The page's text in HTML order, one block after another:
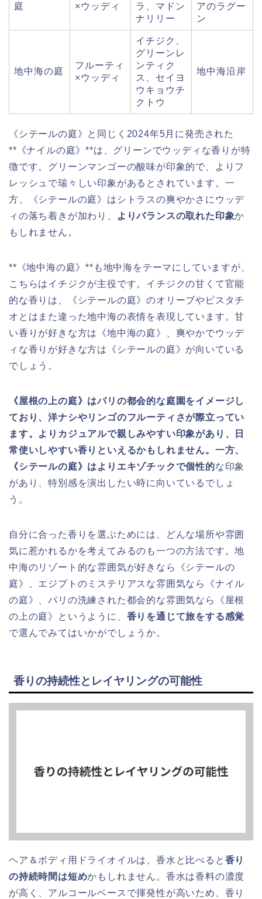
庭
×ウッディ
ラ、マドン
ナリリー
アのラグー
ン
地中海の庭
フルーティ
×ウッディ
イチジク、
グリーンレ
ンティク
ス、セイヨ
ウキョウチ
クトウ
地中海沿岸
《シテールの庭》と同じく2024年5月に発売された
**《ナイルの庭》**は、グリーンでウッディな香りが特
徴です。グリーンマンゴーの酸味が印象的で、よりフ
レッシュで瑞々しい印象があるとされています。一
方、《シテールの庭》はシトラスの爽やかさにウッデ
ィの落ち着きが加わり、
よりバランスの取れた印象か
もしれません。
**《地中海の庭》**も地中海をテーマにしていますが、
こちらはイチジクが主役です。イチジクの甘くて官能
的な香りは、《シテールの庭》のオリーブやピスタチ
オとはまた違った地中海の表情を表現しています。甘
い香りが好きな方は《地中海の庭》、爽やかでウッデ
ィな香りが好きな方は《シテールの庭》が向いている
でしょう。
《屋根の上の庭》はパリの都会的な庭園をイメージし
ており、洋ナシやリンゴのフルーティさが際立ってい
ます。よりカジュアルで親しみやすい印象があり、日
常使いしやすい香りといえるかもしれません。一方、
《シテールの庭》はよりエキゾチックで個性的な印象
があり、特別感を演出したい時に向いているでしょ
う。
自分に合った香りを選ぶためには、どんな場所や雰囲
気に惹かれるかを考えてみるのも一つの方法です。地
中海のリゾート的な雰囲気が好きなら《シテールの
庭》、エジプトのミステリアスな雰囲気なら《ナイル
の庭》、パリの洗練された都会的な雰囲気なら《屋根
の上の庭》というように、 香りを通じて旅をする感覚
で選んでみてはいかがでしょうか。
香りの持続性とレイヤリングの可能性
ヘア＆ボディ用ドライオイルは、香水と比べると 香り
の持続時間は短めかもしれません。香水は香料の濃度
が高く、アルコールベースで揮発性が高いため、香り